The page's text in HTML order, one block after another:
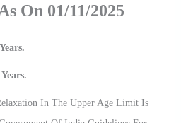
On 01/11/2025
In The Upper Age Limit Is